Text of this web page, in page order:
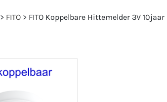
> FITO > FITO Koppelbare Hittemelder 3V 10jaar